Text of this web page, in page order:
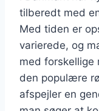
tilberedt med
Med tiden er
varierede, og
med forskellige
den populære
afspejler en